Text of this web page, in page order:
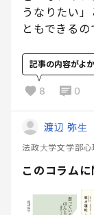
うなりたい
ともできるの
記事の内容がよ
8 0
渡辺 弥生
法政大学文学部
このコラムに